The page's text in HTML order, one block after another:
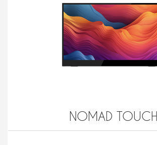
NOMAD TOUCH